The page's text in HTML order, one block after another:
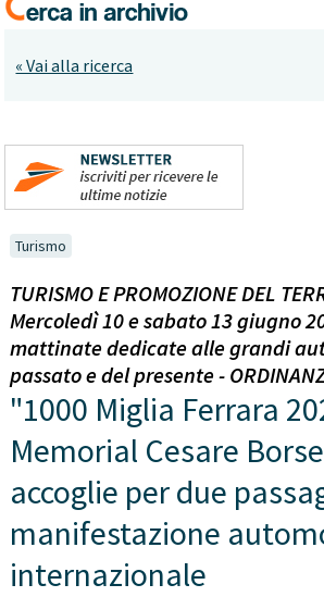
« Vai alla ricerca
Turismo
TURISMO E PROMOZIONE DEL
Mercoledì 10 e sabato 13 giugno
mattinate dedicate alle grandi
passato e del presente -
"1000 Miglia Ferrara
Memorial Cesare
accoglie per due
manifestazione
internazionale